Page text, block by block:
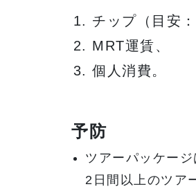
チップ（目安
MRT運賃、
個人消費。
予防
ツアーパッケー
2日間以上のツア